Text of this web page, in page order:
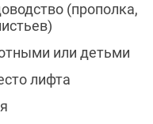
(прополка,
или детьми
лифта​​​​​​​